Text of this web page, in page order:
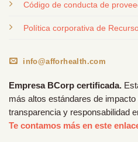
Código de conducta de
Política corporativa de
info@afforhealth.com
Empresa BCorp certificada.
más altos estándares de
transparencia y responsabilidad
Te contamos más en este